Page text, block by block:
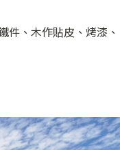
件、木作貼皮、烤漆、